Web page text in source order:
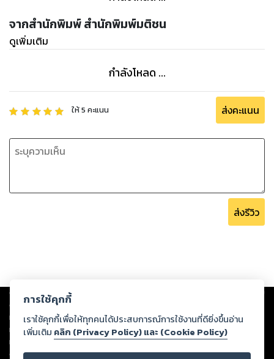
จากสำนักพิมพ์ สำนักพิมพ์มติชน
ดูเพิ่มเติม
กำลังโหลด ...
ให้5 คะแนน ส่งคะแนน
ส่งรีวิว
Copyright © 2026
ต่อผลงานหรือเนื้อหาใดที่อัปโหลดผ่านเว็บไซต์และปรากฏว่าละเมิดสิทธิใน
ทรัพย์สินทางปัญญาของบุคคลอื่นหรือขัดต่อกฎหมายและศีลธรรม ดังนั้น ผู้อ่าน
ทุกท่านโปรดใช้วิจารณญาณในการกลั่นกรองด้วยตนเอง และหากท่านพบว่าส่วน
หนึ่งส่วนใดขัดต่อกฎหมายและศีลธรรม กรุณาแจ้งมายังบริษัท เพื่อทีมงานจะได้
ดำเนินการในทันที ทั้งนี้ ทางสตอรี่ล็อกขอสงวนลิขสิทธิ์ตามพระราชบัญญัติ
การใช้คุกกี้
เราใช้คุกกี้เพื่อให้ทุกคนได้ประสบการณ์การใช้งานที่ดียิ่งขึ้นอ่าน
เพิ่มเติม คลิก (Privacy Policy) และ (Cookie Policy)